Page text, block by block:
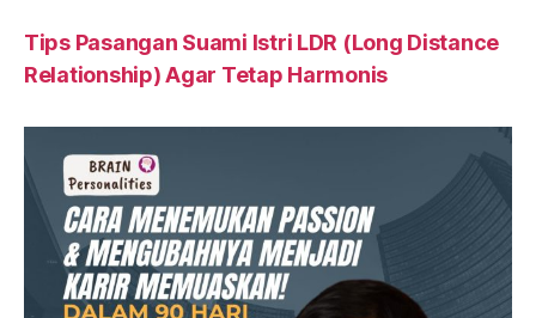
Tips Pasangan Suami Istri LDR (Long Distance
Relationship) Agar Tetap Harmonis